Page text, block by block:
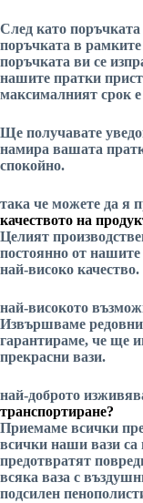
След като
поръчката в рамките
поръчката ви се
нашите пратки
максималният срок
Ще получавате
намира вашата
спокойно.
така че можете да я
качеството на
Целият
постоянно от нашите
най-високо качество.
най-високото
Извършваме редовни
гарантираме, че ще
прекрасни вази.
най-доброто
транспортиране?
Приемаме всички
всички наши вази са
предотвратят
всяка ваза с
подсилен